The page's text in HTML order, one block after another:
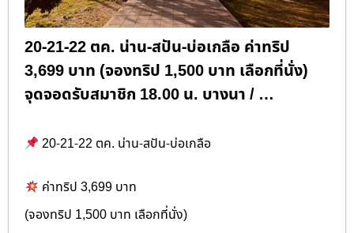
20-21-22 ตค. น่าน-สปัน-บ่อเกลือ ค่าทริป
3,699 บาท (จองทริป 1,500 บาท เลือกที่นั่ง)
จุดจอดรับสมาชิก 18.00 น. บางนา / …
20-21-22 ตค. น่าน-สปัน-บ่อเกลือ
ค่าทริป 3,699 บาท
(จองทริป 1,500 บาท เลือกที่นั่ง)